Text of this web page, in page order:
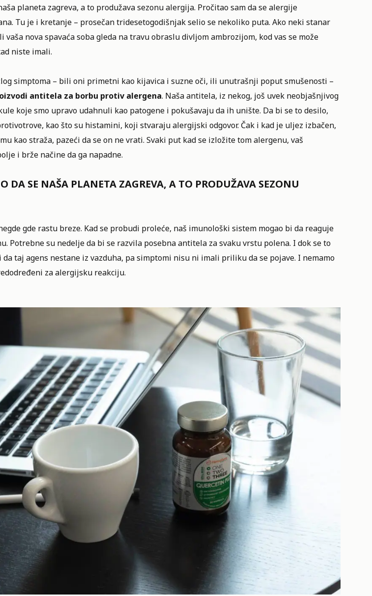
planeta zagreva, a to produžava sezonu alergija. Pročitao sam da se alergije
Tu je i kretanje – prosečan tridesetogodišnjak selio se nekoliko puta. Ako neki stanar
vaša nova spavaća soba gleda na travu obraslu divljom ambrozijom, kod vas se može
niste imali.
simptoma – bili oni primetni kao kijavica i suzne oči, ili unutrašnji poput smušenosti –
antitela za borbu protiv alergena. Naša antitela, iz nekog, još uvek neobjašnjivog
koje smo upravo udahnuli kao patogene i pokušavaju da ih unište. Da bi se to desilo,
kao što su histamini, koji stvaraju alergijski odgovor. Čak i kad je uljez izbačen,
kao straža, pazeći da se on ne vrati. Svaki put kad se izložite tom alergenu, vaš
i brže načine da ga napadne.
DA SE NAŠA PLANETA ZAGREVA, A TO PRODUŽAVA SEZONU
gde rastu breze. Kad se probudi proleće, naš imunološki sistem mogao bi da reaguje
Potrebne su nedelje da bi se razvila posebna antitela za svaku vrstu polena. I dok se to
da taj agens nestane iz vazduha, pa simptomi nisu ni imali priliku da se pojave. I nemamo
za alergijsku reakciju.